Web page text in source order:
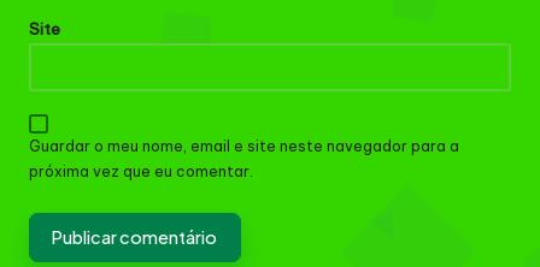
Site
Guardar o meu nome, email e site neste navegador para a
próxima vez que eu comentar.